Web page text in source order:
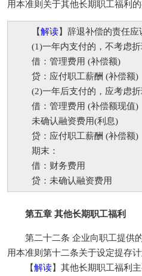
用本准则关于其他长期职工福利的
【解读】辞退补偿的责任
(1)一年内支付的，不考虑折
借：管理费用 (补偿额)
贷：应付职工薪酬 (补偿额)
(2)一年后支付的，应考虑折
借：管理费用 (补偿额现值)
未确认融资费用(利息)
贷：应付职工薪酬 (补偿额)
期末：
借：财务费用
贷：未确认融资费用
第五章 其他长期职工福利
第二十二条 企业向职工提供的
用本准则第十二条关于设定提存
【解读】其他长期职工福利